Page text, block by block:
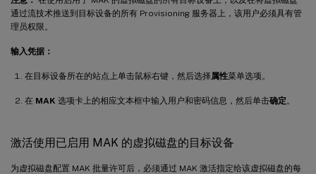
通过流技术推送到目标设备的所有 Provisioning 服务器上，该用户必须具有管
理员权限。
输入凭据：
在目标设备所在的站点上单击鼠标右键，然后选择属性菜单选项。
在 MAK 选项卡上的相应文本框中输入用户和密码信息，然后单击确定 。
激活使用已启用 MAK 的虚拟磁盘的目标设备
为虚拟磁盘配置 MAK 批量许可后，必须通过 MAK 激活指定给该虚拟磁盘的每